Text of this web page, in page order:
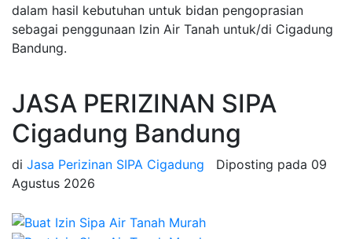
dalam hasil kebutuhan untuk bidan pengoprasian
sebagai penggunaan Izin Air Tanah untuk/di Cigadung
Bandung.
JASA PERIZINAN SIPA
Cigadung Bandung
di Jasa Perizinan SIPA Cigadung Diposting pada 09
Agustus 2026